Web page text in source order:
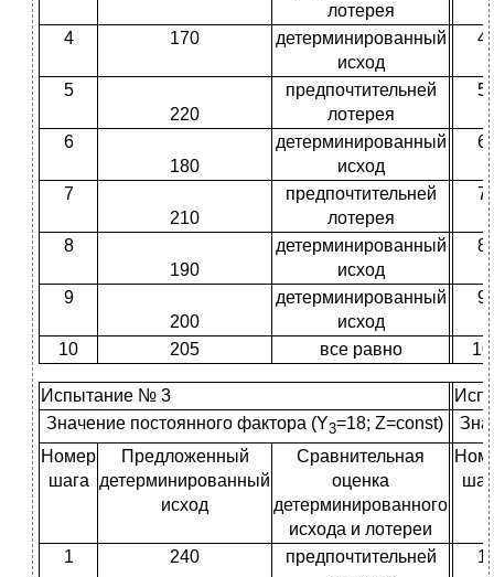
лотерея
4 170
детерминированный
исход
4
5
220
предпочтительней
лотерея
5
6
180
детерминированный
исход
6
7
210
предпочтительней
лотерея
7
8
190
детерминированный
исход
8
9
200
детерминированный
исход
9
10 205 все равно 10
Испытание № 3
Значение постоянного фактора (Y3=18; Z=const)
Номер
шага
Предложенный
детерминированный
исход
Сравнительная
оценка
детерминированного
исхода и лотереи
1 240
предпочтительней
1